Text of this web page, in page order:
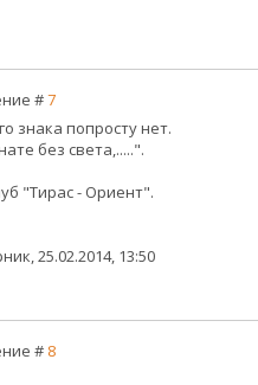
#7
знака попросту нет.
без света,.....".
"Тирас - Ориент".
25.02.2014, 13:50
# 8